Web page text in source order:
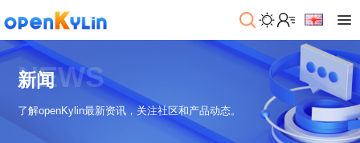
>
下
载
系
社
NEWS
新闻
了解openKylin最新资讯，关注社区和产品动态。